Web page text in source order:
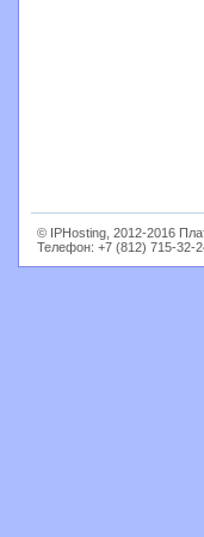
© IPHosting, 2012-2016
Телефон: +7 (812) 715-32-